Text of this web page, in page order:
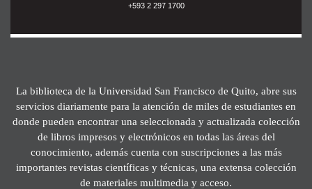
+593 2 297 1700
La biblioteca de la Universidad San Francisco de Quito, abre sus
servicios diariamente para la atención de miles de estudiantes en
donde pueden encontrar una seleccionada y actualizada colección
de libros impresos y electrónicos en todas las áreas del
conocimiento, además cuenta con suscripciones a las más
importantes revistas científicas y técnicas, una extensa colección
de materiales multimedia y acceso.